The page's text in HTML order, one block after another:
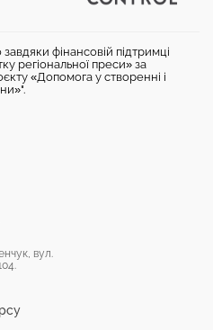
фінансовій підтримці
регіональної преси» за
«Допомога у створенні і
вул.